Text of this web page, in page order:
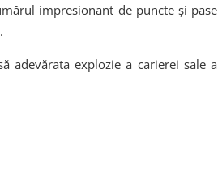
impresionant de puncte și pase
adevărata explozie a carierei sale a